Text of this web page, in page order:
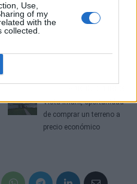
Use,
of my
with the
Vista Imark, oportunidad
de comprar un terreno a
precio económico